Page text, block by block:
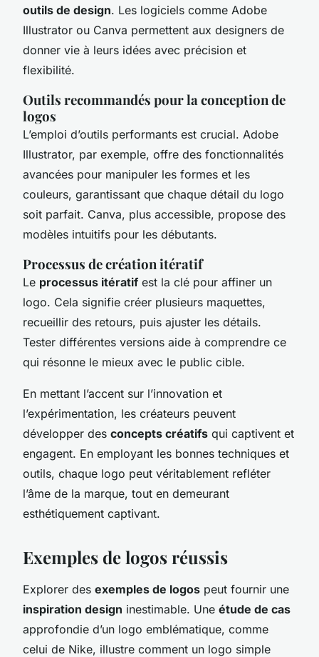
outils de design. Les logiciels comme Adobe
Illustrator ou Canva permettent aux designers de
donner vie à leurs idées avec précision et
flexibilité.
Outils recommandés pour la conception de
logos
L’emploi d’outils performants est crucial. Adobe
Illustrator, par exemple, offre des fonctionnalités
avancées pour manipuler les formes et les
couleurs, garantissant que chaque détail du logo
soit parfait. Canva, plus accessible, propose des
modèles intuitifs pour les débutants.
Processus de création itératif
Le processus itératif est la clé pour affiner un
logo. Cela signifie créer plusieurs maquettes,
recueillir des retours, puis ajuster les détails.
Tester différentes versions aide à comprendre ce
qui résonne le mieux avec le public cible.
En mettant l’accent sur l’innovation et
l’expérimentation, les créateurs peuvent
développer des concepts créatifs qui captivent et
engagent. En employant les bonnes techniques et
outils, chaque logo peut véritablement refléter
l’âme de la marque, tout en demeurant
esthétiquement captivant.
Exemples de logos réussis
Explorer des exemples de logos peut fournir une
inspiration design inestimable. Une étude de cas
approfondie d’un logo emblématique, comme
celui de Nike, illustre comment un logo simple